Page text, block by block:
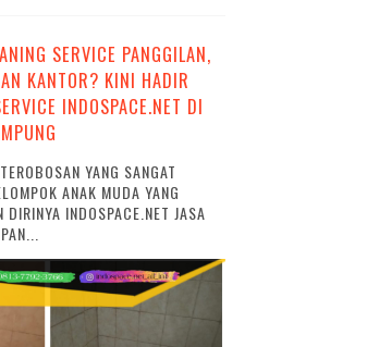
SERVICE PANGGILAN,
KANTOR? KINI HADIR
INDOSPACE.NET DI
YANG SANGAT
ANAK MUDA YANG
DIRINYA INDOSPACE.NET JASA